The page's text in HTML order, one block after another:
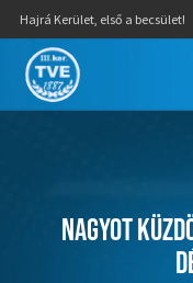
Hajrá Kerület, első a becsület!
NAGYOT